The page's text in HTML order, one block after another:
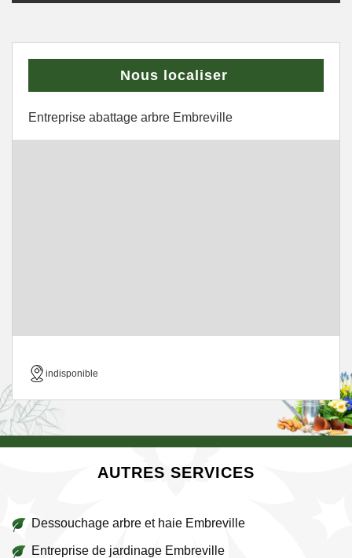
Nous localiser
Entreprise abattage arbre Embreville
indisponible
AUTRES SERVICES
Dessouchage arbre et haie Embreville
Entreprise de jardinage Embreville